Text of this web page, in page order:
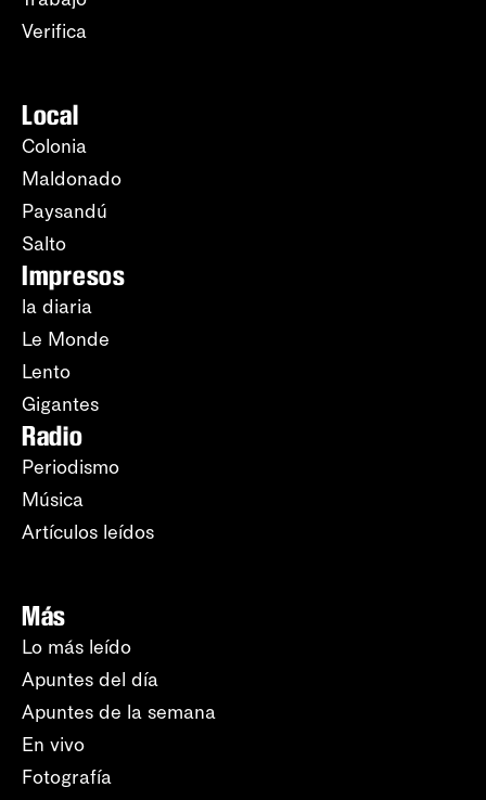
Verifica
Local
Colonia
Maldonado
Paysandú
Salto
Impresos
la diaria
Le Monde
Lento
Gigantes
Radio
Periodismo
Música
Artículos leídos
Más
Lo más leído
Apuntes del día
Apuntes de la semana
En vivo
Fotografía